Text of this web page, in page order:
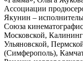
Ассоциации
Якунин –
Союза
Московской,
Ульяновской,
(Симферополь),